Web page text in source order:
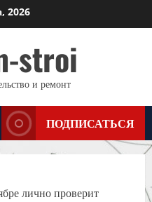
2026
stroi
и ремонт
ПОДПИСАТЬСЯ
лично проверит